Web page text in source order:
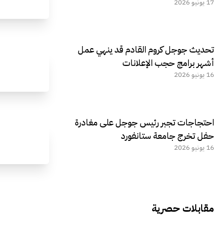
17 يونيو 2026
تحديث جوجل كروم القادم قد ينهي عمل
أشهر برامج حجب الإعلانات
16 يونيو 2026
احتجاجات تجبر رئيس جوجل على مغادرة
حفل تخرج جامعة ستانفورد
16 يونيو 2026
مقابلات حصرية